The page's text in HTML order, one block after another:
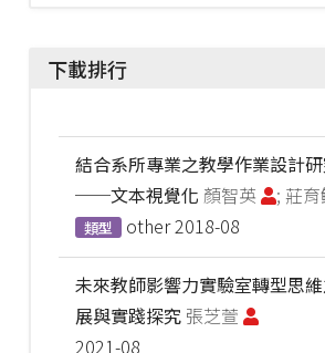
下載排行
結合系所專業之教學作業設計
──文本視覺化 顏智英 ; 莊
類型 other2018-08
未來教師影響力實驗室轉型思
展與實踐探究 張芝萱
2021-08